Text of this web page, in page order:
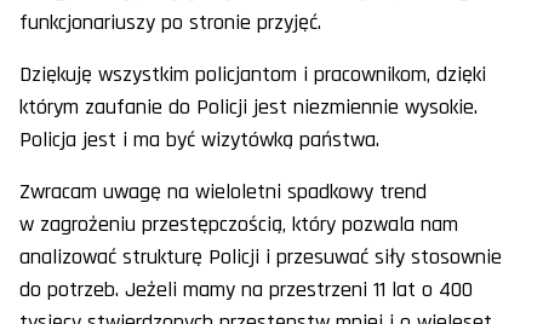
funkcjonariuszy po stronie przyjęć.
Dziękuję wszystkim policjantom i pracownikom, dzięki
którym zaufanie do Policji jest niezmiennie wysokie.
Policja jest i ma być wizytówką państwa.
Zwracam uwagę na wieloletni spadkowy trend
w zagrożeniu przestępczością, który pozwala nam
analizować strukturę Policji i przesuwać siły stosownie
do potrzeb. Jeżeli mamy na przestrzeni 11 lat o 400